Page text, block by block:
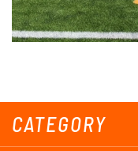
CATEGORY